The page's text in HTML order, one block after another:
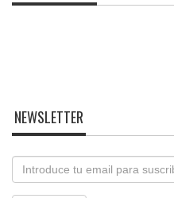
NEWSLETTER
Email